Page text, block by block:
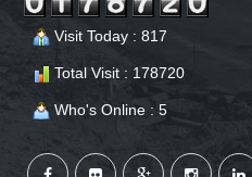
Visit Today : 817
Total Visit : 178720
Who's Online : 5